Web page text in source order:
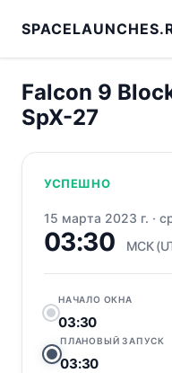
Falcon 9
SpX-27
УСПЕШНО
15 марта 2023 г. ·
03:30 МСК
НАЧАЛО ОКНА
03:30
ПЛАНОВЫЙ ЗАПУСК
03:30